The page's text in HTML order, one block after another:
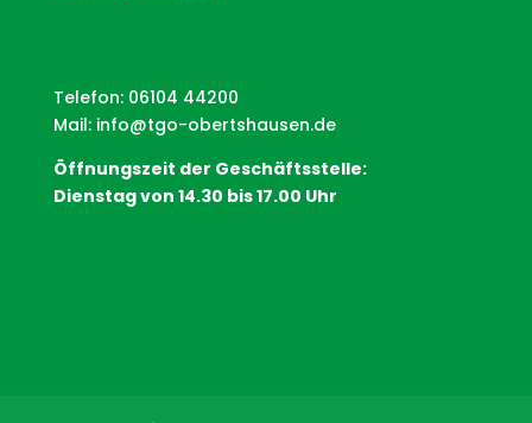
Telefon: 06104 44200
Mail: info@tgo-obertshausen.de
Öffnungszeit der Geschäftsstelle:
Dienstag von 14.30 bis 17.00 Uhr